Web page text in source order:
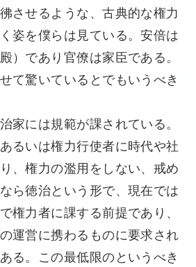
させるような、古典的な権力
姿を僕らは見ている。安倍は
）であり官僚は家臣である。
て驚いているとでもいうべき
家には規範が課されている。
るいは権力行使者に時代や社
、権力の濫用をしない、戒め
ら徳治という形で、現在では
権力者に課する前提であり、
運営に携わるものに要求され
る。この最低限のというべき